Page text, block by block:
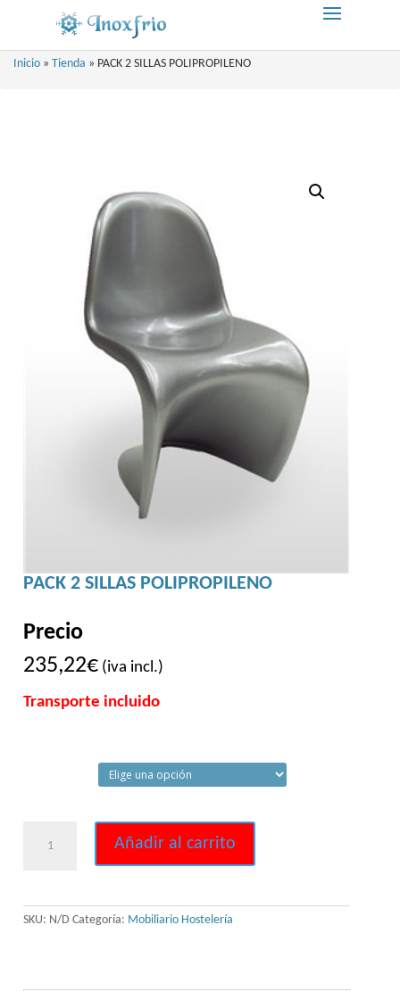
Inicio » Tienda » PACK 2 SILLAS POLIPROPILENO
PACK 2 SILLAS POLIPROPILENO
Precio
235,22€ (iva incl.)
Transporte incluido
POLIPROPILENO
cantidad
Añadir al carrito
SKU: N/D Categoría: Mobiliario Hostelería